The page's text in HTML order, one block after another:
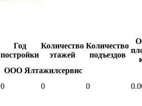
Год
постройки
Количество
этажей
Количество
подъездов
ООО Ялтажилсервис
0 0 0